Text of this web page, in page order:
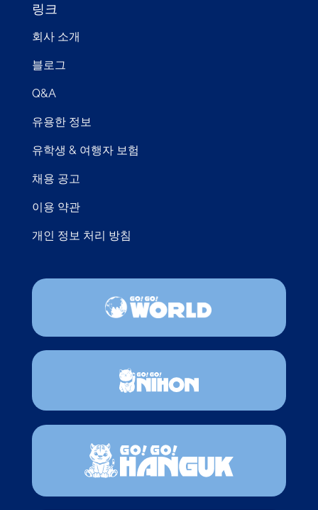
링크
회사 소개
블로그
Q&A
유용한 정보
유학생 & 여행자 보험
채용 공고
이용 약관
개인 정보 처리 방침